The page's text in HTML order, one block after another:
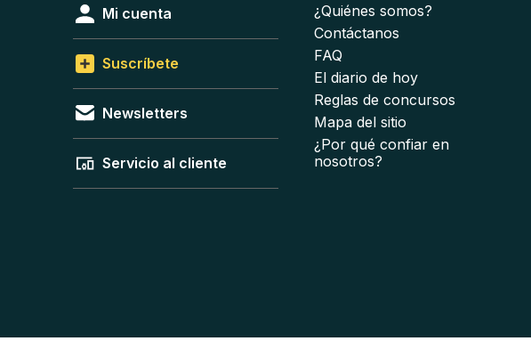
Mi cuenta
Suscríbete
Newsletters
Servicio al cliente
¿Quiénes somos?
Contáctanos
FAQ
El diario de hoy
Reglas de concursos
Mapa del sitio
¿Por qué confiar en
nosotros?